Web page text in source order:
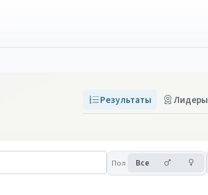
Результаты Лидеры
Пол Все Мужчины